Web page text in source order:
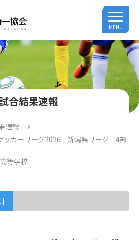
MENU
合結果速報
速報
カーリーグ2026 新潟県リーグ 4部
等学校
]